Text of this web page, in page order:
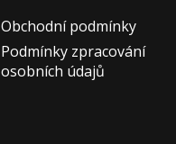
Obchodní podmínky
Podmínky zpracování
osobních údajů